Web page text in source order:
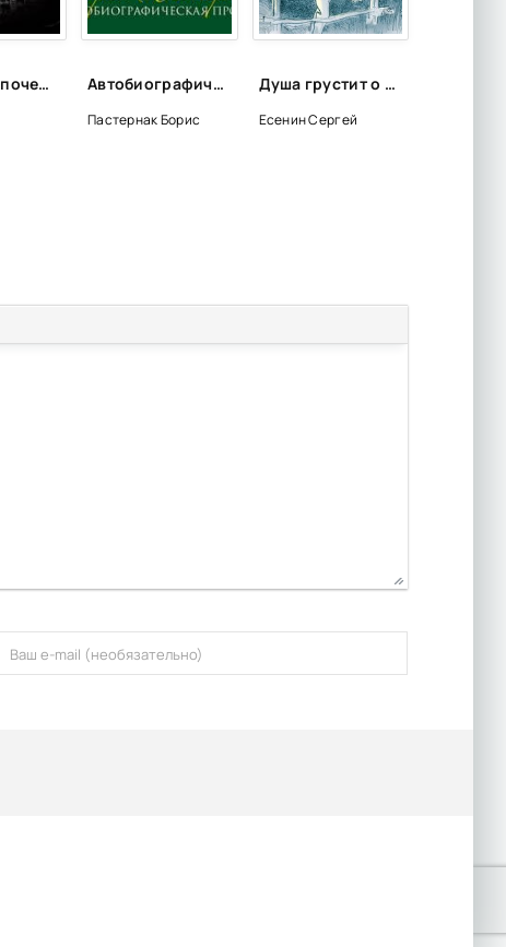
Лужи, или почему туда не стоит ходить Автобиографическая проза - Борис Пастернак
Пастернак Борис
Душа грустит о небесах... (стихотворения и поэмы) - Сергей Есенин
Есенин Сергей